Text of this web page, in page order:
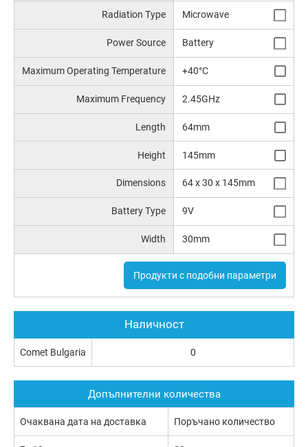
Radiation Type Microwave
Power Source Battery
Maximum Operating Temperature +40°C
Maximum Frequency 2.45GHz
Length 64mm
Height 145mm
Dimensions 64 x 30 x 145mm
Battery Type 9V
Width 30mm
Продукти с подобни параметри
Наличност
Comet Bulgaria 0
Допълнителни количества
Очаквана дата на доставка Поръчано количество